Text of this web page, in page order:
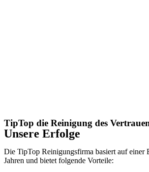
TipTop die Reinigung des
Unsere Erfolge
Die TipTop Reinigungsfirma basiert auf einer
Jahren und bietet folgende Vorteile: